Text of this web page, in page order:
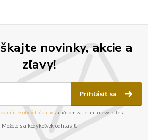
novinky, akcie a
zľavy!
Prihlásiť sa
osobných údajov za účelom zasielania newslettera.
Môžete sa kedykoľvek odhlásiť.